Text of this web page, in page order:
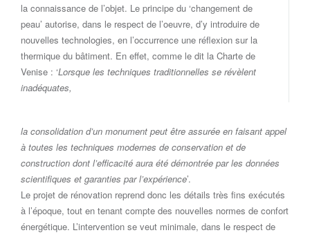
la connaissance de l’objet. Le principe du ‘changement de
peau’ autorise, dans le respect de l’oeuvre, d’y introduire de
nouvelles technologies, en l’occurrence une réflexion sur la
thermique du bâtiment. En effet, comme le dit la Charte de
Venise : ‘Lorsque les techniques traditionnelles se révèlent
inadéquates,
la consolidation d’un monument peut être assurée en faisant appel
à toutes les techniques modernes de conservation et de
construction dont l’efficacité aura été démontrée par les données
scientifiques et garanties par l’expérience’.
Le projet de rénovation reprend donc les détails très fins exécutés
à l’époque, tout en tenant compte des nouvelles normes de confort
énergétique. L’intervention se veut minimale, dans le respect de